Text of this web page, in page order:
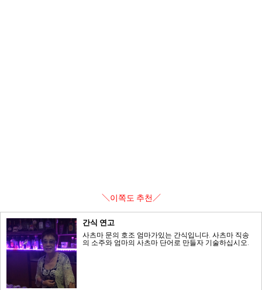
＼이쪽도 추천／
간식 연고
사츠마 문의 호조 엄마가있는 간식입니다. 사츠마 직송
의 소주와 엄마의 사츠마 단어로 만들자 기술하십시오.